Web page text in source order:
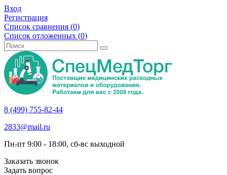
Вход
Регистрация
Список сравнения (0)
Список отложенных (0)
8 (499) 755-82-44
2833@mail.ru
Пн-пт 9:00 - 18:00, сб-вс выходной
Заказать звонок
Задать вопрос